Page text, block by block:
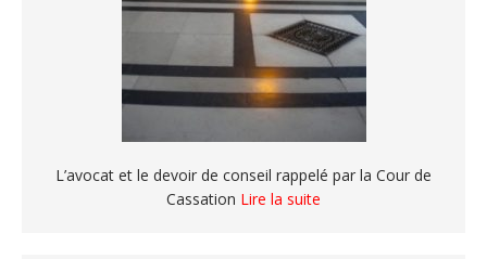
L’avocat et le devoir de conseil rappelé par la Cour de
Cassation Lire la suite